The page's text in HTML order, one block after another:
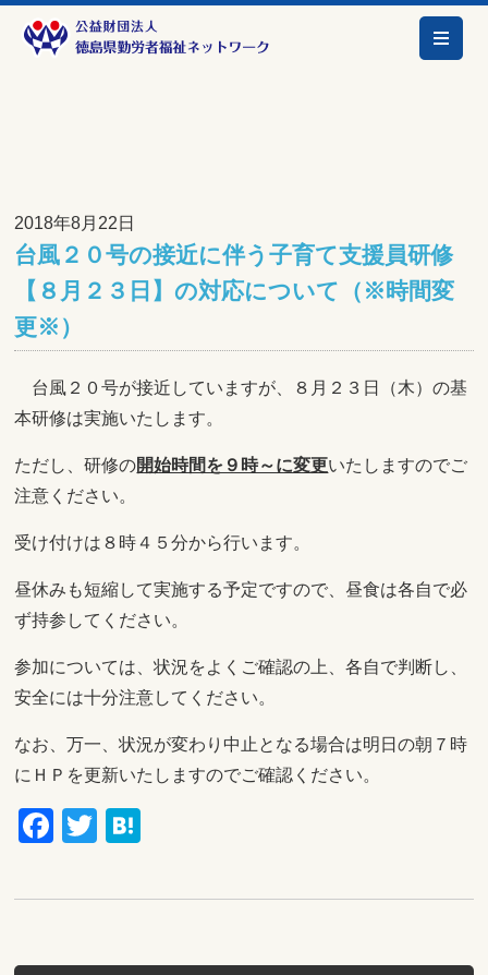
2018年8月22日
台風２０号の接近に伴う子育て支援員研修
【８月２３日】の対応について（※時間変
更※）
台風２０号が接近していますが、８月２３日（木）の基
本研修は実施いたします。
ただし、研修の開始時間を９時～に変更いたしますのでご
注意ください。
受け付けは８時４５分から行います。
昼休みも短縮して実施する予定ですので、昼食は各自で必
ず持参してください。
参加については、状況をよくご確認の上、各自で判断し、
安全には十分注意してください。
なお、万一、状況が変わり中止となる場合は明日の朝７時
にＨＰを更新いたしますのでご確認ください。
Facebook
Twitter